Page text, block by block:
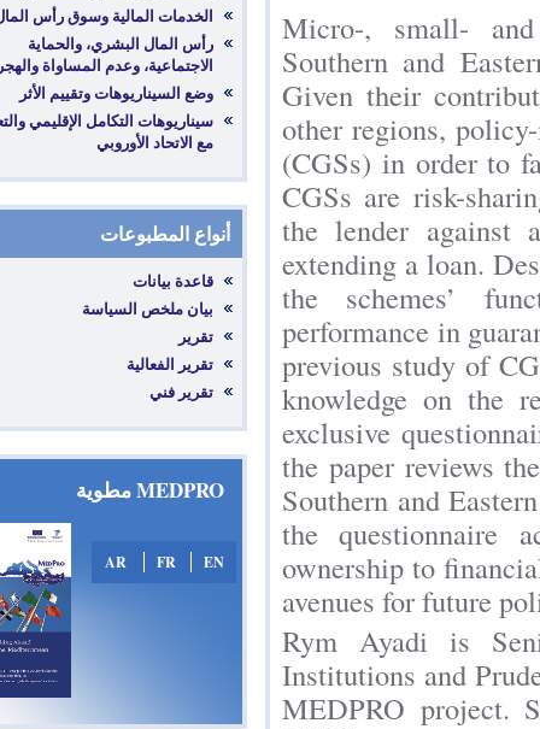
‎رأس المال البشري، والحماية
الاجتماعية، وعدم المساواة والهجرة
‎وضع السيناريوهات وتقييم الأثر
‎سيناريوهات التكامل الإقليمي والتعاون
مع الاتحاد الأوروبي
أنواع المطبوعات
قاعدة بيانات
بيان ملخص السياسة
تقرير
تقرير الفعالية
تقرير فني
MEDPRO مطوية
EN
AR
Micro-,
Southern
Given their
other
(CGSs) in
CGSs are
the lender
extending a
the
performance
previous
knowledge
exclusive
the paper
Southern and
the
ownership to
avenues for
Rym Ayadi
Institutions
MEDPRO